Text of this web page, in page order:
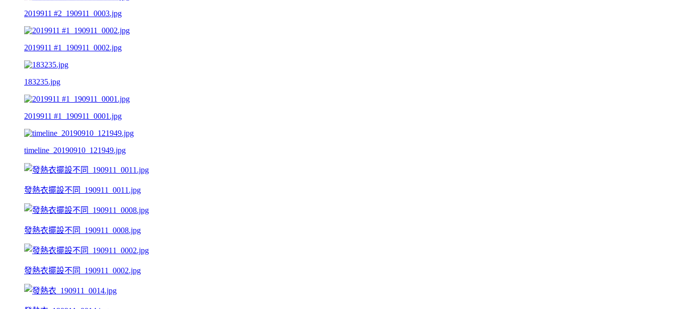
2019911 #2_190911_0003.jpg
2019911 #1_190911_0002.jpg
183235.jpg
2019911 #1_190911_0001.jpg
timeline_20190910_121949.jpg
發熱衣擺設不同_190911_0011.jpg
發熱衣擺設不同_190911_0008.jpg
發熱衣擺設不同_190911_0002.jpg